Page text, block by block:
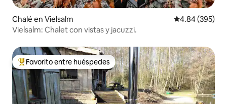
Chalé en Vielsalm Calificación
4.84 (395)
Vielsalm: Chalet con vistas y jacuzzi.
Favorito entre huéspedes preferido
Favorito entre huéspedes